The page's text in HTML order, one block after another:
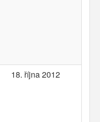
18. října 2012